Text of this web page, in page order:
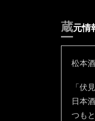
3.
総
蔵元情
松本
「伏
日本
つも